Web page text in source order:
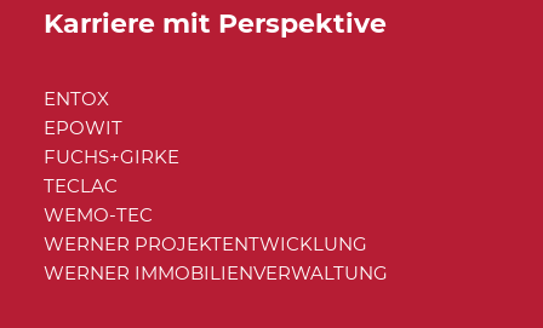
Karriere mit Perspektive
ENTOX
EPOWIT
FUCHS+GIRKE
TECLAC
WEMO-TEC
WERNER PROJEKTENTWICKLUNG
WERNER IMMOBILIENVERWALTUNG